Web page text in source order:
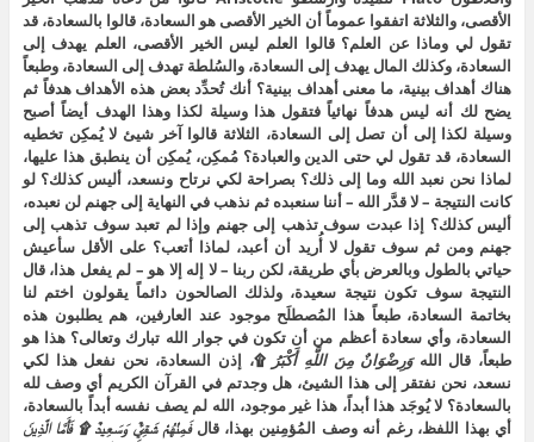
الأقصى، والثلاثة اتفقوا عموماً أن الخير الأقصى هو السعادة، قالوا بالسعادة، قد
تقول لي وماذا عن العلم؟ قالوا العلم ليس الخير الأقصى، العلم يهدف إلى
السعادة، وكذلك المال يهدف إلى السعادة، والسُلطة تهدف إلى السعادة، وطبعاً
هناك أهداف بينية، ما معنى أهداف بينية؟ أنك تُحدِّد بعض هذه الأهداف هدفاً ثم
يضح لك أنه ليس هدفاً نهائياً فتقول هذا وسيلة لكذا وهذا الهدف أيضاً أصبح
وسيلة لكذا إلى أن تصل إلى السعادة، الثلاثة قالوا آخر شيئ لا يُمكِن تخطيه
السعادة، قد تقول لي حتى الدين والعبادة؟ مُمكِن، يُمكِن أن ينطبق هذا عليها،
لماذا نحن نعبد الله وما إلى ذلك؟ بصراحة لكي نرتاح ونسعد، أليس كذلك؟ لو
كانت النتيجة – لا قدَّر الله – أننا سنعبده ثم نذهب في النهاية إلى جهنم لن نعبده،
أليس كذلك؟ إذا عبدت سوف تذهب إلى جهنم وإذا لم تعبد سوف تذهب إلى
جهنم ومن ثم سوف تقول لا أُريد أن أعبد، لماذا أتعب؟ على الأقل سأعيش
حياتي بالطول وبالعرض بأي طريقة، لكن ربنا – لا إله إلا هو – لم يفعل هذا، قال
النتيجة سوف تكون نتيجة سعيدة، ولذلك الصالحون دائماً يقولون اختم لنا
بخاتمة السعادة، طبعاً هذا المُصطلَح موجود عند العارفين، هم يطلبون هذه
السعادة، وأي سعادة أعظم من أن تكون في جوار الله تبارك وتعالى؟ هذا هو
طبعاً، قال اللهوَرِضْوَانٌ مِنَ اللَّهِ أَكْبَرُ۩، إذن السعادة، نحن نفعل هذا لكي
نسعد، نحن نفتقر إلى هذا الشيئ، هل وجدتم في القرآن الكريم أي وصف لله
بالسعادة؟ لا يُوجَد هذا أبداً، هذا غير موجود، الله لم يصف نفسه أبداً بالسعادة،
أي بهذا اللفظ، رغم أنه وصف المُؤمِنين بهذا، قالفَمِنْهُمْ شَقِيٌّ وَسَعِيدٌ ۩ فَأَمَّا الَّذِينَ